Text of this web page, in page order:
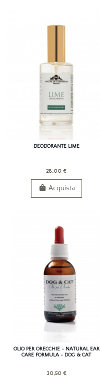
DEODORANTE LIME
28,00 €
Acquista
OLIO PER ORECCHIE - NATURAL EAR
CARE FORMULA - DOG & CAT
30,50 €